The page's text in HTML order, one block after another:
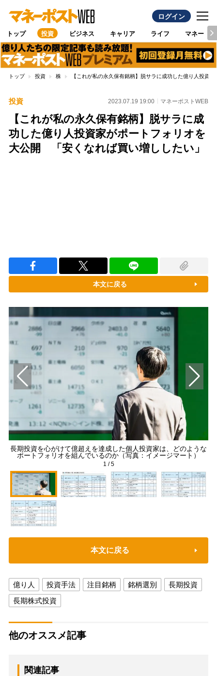
ログイン
トップ 投資 ビジネス キャリア ライフ マネー
トップ 投資 株 【これが私の永久保有銘柄】脱サラに成功した億り人投
投資 2023.07.19 19:00 マネーポストWEB
【これが私の永久保有銘柄】脱サラに成
功した億り人投資家がポートフォリオを
大公開 「安くなれば買い増ししたい」
本文に戻る
長期投資を心がけて億超えを達成した個人投資家は、どのような
ポートフォリオを組んでいるのか（写真：イメージマート）
1 /5
本文に戻る
億り人 投資手法 注目銘柄 銘柄選別
長期投資
長期株式投資
他のオススメ記事
関連記事